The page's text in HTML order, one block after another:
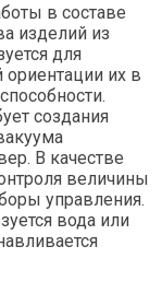
в составе
изделий из
для
ориентации их в
создания
В качестве
величины
управления.
вода или